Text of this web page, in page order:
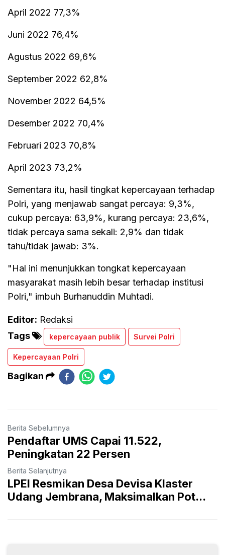
April 2022 77,3%
Juni 2022 76,4%
Agustus 2022 69,6%
September 2022 62,8%
November 2022 64,5%
Desember 2022 70,4%
Februari 2023 70,8%
April 2023 73,2%
Sementara itu, hasil tingkat kepercayaan terhadap
Polri, yang menjawab sangat percaya: 9,3%,
cukup percaya: 63,9%, kurang percaya: 23,6%,
tidak percaya sama sekali: 2,9% dan tidak
tahu/tidak jawab: 3%.
"Hal ini menunjukkan tongkat kepercayaan
masyarakat masih lebih besar terhadap institusi
Polri," imbuh Burhanuddin Muhtadi.
Editor: Redaksi
Tags
kepercayaan publik Survei Polri
Kepercayaan Polri
Bagikan
Berita Sebelumnya
Pendaftar UMS Capai 11.522,
Peningkatan 22 Persen
Berita Selanjutnya
LPEI Resmikan Desa Devisa Klaster
Udang Jembrana, Maksimalkan Pot...